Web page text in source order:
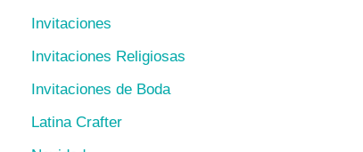
Invitaciones
Invitaciones Religiosas
Invitaciones de Boda
Latina Crafter